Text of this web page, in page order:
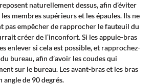
naturellement dessus, afin d’éviter
membres supérieurs et les épaules. Ils ne
pas empêcher de rapprocher le fauteuil du
créer de l’inconfort. Si les appuie-bras
enlever si cela est possible, et rapprochez-
bureau, afin d’avoir les coudes qui
sur le bureau. Les avant-bras et les bras
de 90 degrés.